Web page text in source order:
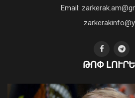
հեռացել է Արսեն Ասլանյանը
04 Օգոստոս, 2026 19:12
Email:
ԹՈՓ